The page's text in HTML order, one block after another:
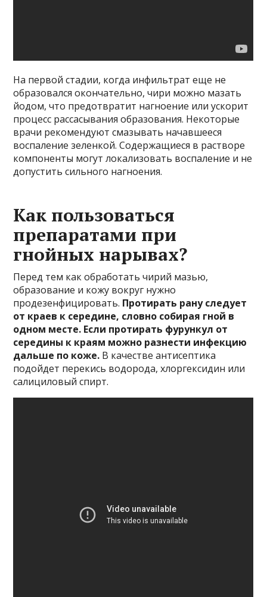
На первой стадии, когда инфильтрат еще не
образовался окончательно, чири можно мазать
йодом, что предотвратит нагноение или ускорит
процесс рассасывания образования. Некоторые
врачи рекомендуют смазывать начавшееся
воспаление зеленкой. Содержащиеся в растворе
компоненты могут локализовать воспаление и не
допустить сильного нагноения.
Как пользоваться
препаратами при
гнойных нарывах?
Перед тем как обработать чирий мазью,
образование и кожу вокруг нужно
продезенфицировать. Протирать рану следует
от краев к середине, словно собирая гной в
одном месте. Если протирать фурункул от
середины к краям можно разнести инфекцию
дальше по коже. В качестве антисептика
подойдет перекись водорода, хлоргексидин или
салициловый спирт.